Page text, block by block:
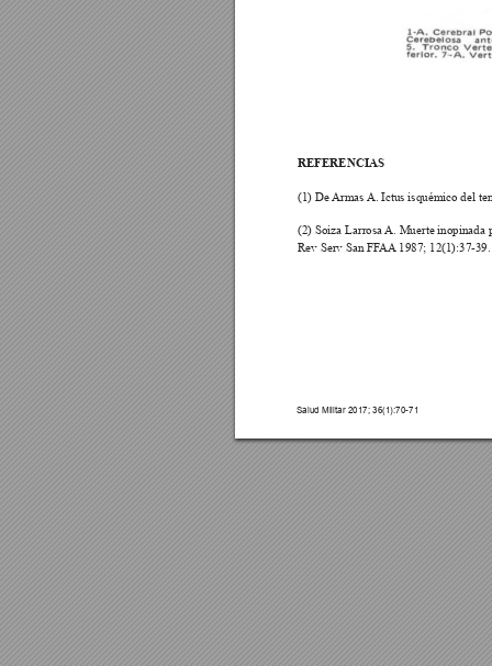
Salud Militar 2017; 36(1):70-71
REFERENCIAS
(1) De Armas A. Ictus isquémico del
(2) Soiza Larrosa A. Muerte inopinada
Rev Serv San FFAA 1987; 12(1):37-39.